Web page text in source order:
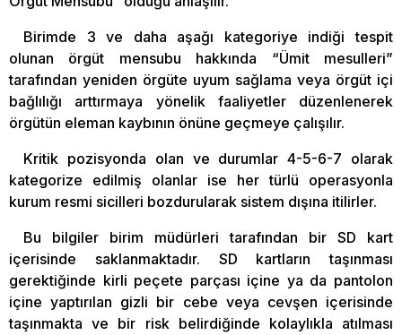
Birimde 3 ve daha aşağı kategoriye indiği tespit
olunan örgüt mensubu hakkında “Ümit mesulleri”
tarafından yeniden örgüte uyum sağlama veya örgüt içi
bağlılığı arttırmaya yönelik faaliyetler düzenlenerek
örgütün eleman kaybının önüne geçmeye çalışılır.
Kritik pozisyonda olan ve durumlar 4-5-6-7 olarak
kategorize edilmiş olanlar ise her türlü operasyonla
kurum resmi sicilleri bozdurularak sistem dışına itilirler.
Bu bilgiler birim müdürleri tarafından bir SD kart
içerisinde saklanmaktadır. SD kartların taşınması
gerektiğinde kirli peçete parçası içine ya da pantolon
içine yaptırılan gizli bir cebe veya cevşen içerisinde
taşınmakta ve bir risk belirdiğinde kolaylıkla atılması